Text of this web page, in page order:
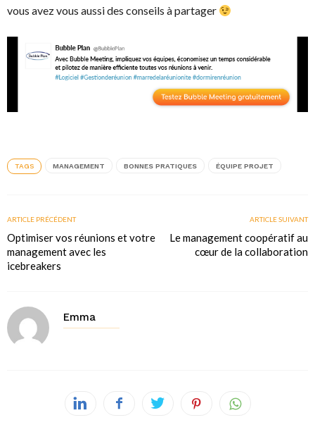
vous avez vous aussi des conseils à partager
TAGS MANAGEMENT BONNES PRATIQUES ÉQUIPE PROJET
ARTICLE PRÉCÉDENT
Optimiser vos réunions et votre
management avec les
icebreakers
ARTICLE SUIVANT
Le management coopératif au
cœur de la collaboration
Emma